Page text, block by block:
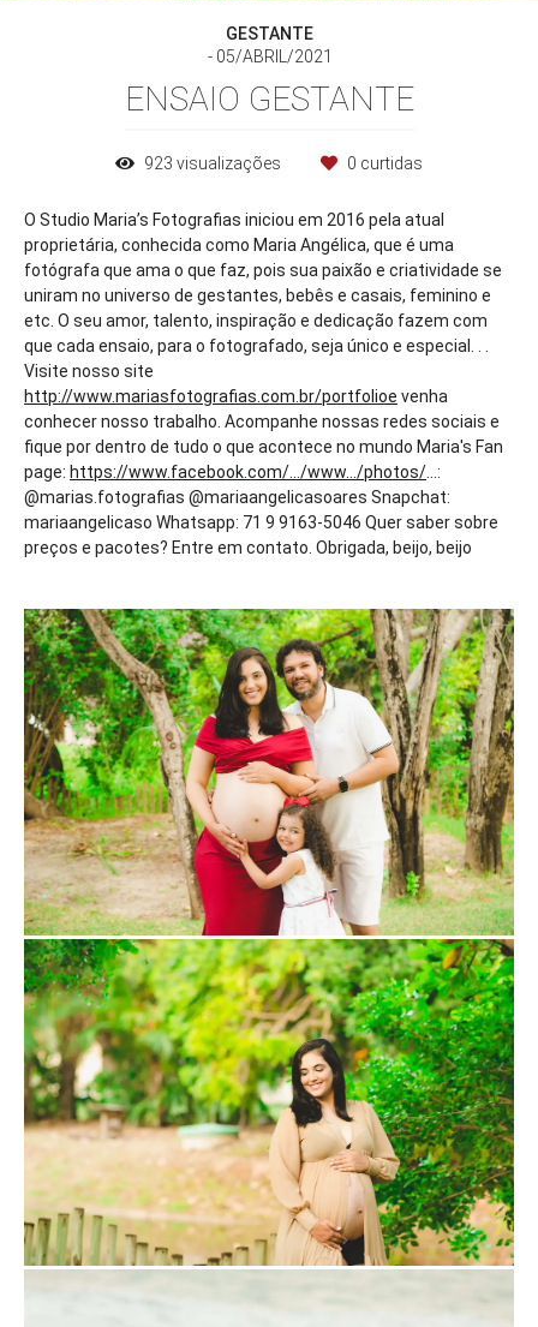
GESTANTE
05/ABRIL/2021
ENSAIO GESTANTE
923 visualizações 0 curtidas
O Studio Maria’s Fotografias iniciou em 2016 pela atual
proprietária, conhecida como Maria Angélica, que é uma
fotógrafa que ama o que faz, pois sua paixão e criatividade se
uniram no universo de gestantes, bebês e casais, feminino e
etc. O seu amor, talento, inspiração e dedicação fazem com
que cada ensaio, para o fotografado, seja único e especial. . .
Visite nosso site
http://www.mariasfotografias.com.br/portfolioe venha
conhecer nosso trabalho. Acompanhe nossas redes sociais e
fique por dentro de tudo o que acontece no mundo Maria's Fan
page: https://www.facebook.com/.../www.../photos/ ...:
@marias.fotografias @mariaangelicasoares Snapchat:
mariaangelicaso Whatsapp: 71 9 9163-5046 Quer saber sobre
preços e pacotes? Entre em contato. Obrigada, beijo, beijo